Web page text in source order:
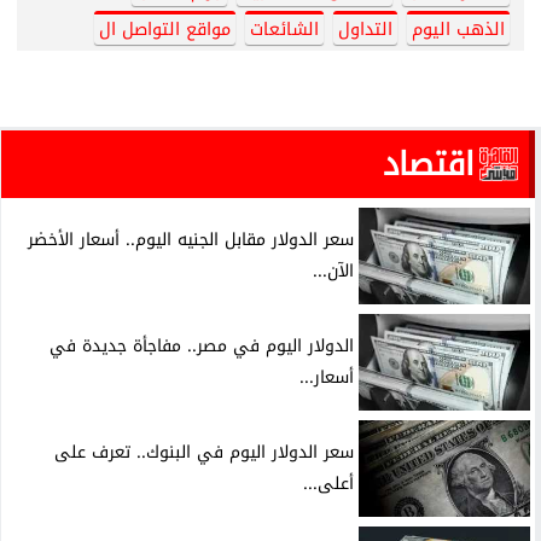
الذهب اليوم
التداول الشائعات مواقع التواصل ال
اقتصاد
سعر الدولار مقابل الجنيه اليوم.. أسعار الأخضر
الآن...
الدولار اليوم في مصر.. مفاجأة جديدة في
أسعار...
سعر الدولار اليوم في البنوك.. تعرف على
أعلى...